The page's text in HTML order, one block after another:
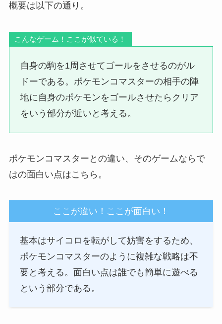
概要は以下の通り。
こんなゲーム！ここが似ている！
自身の駒を1周させてゴールをさせるのがル
ドーである。ポケモンコマスターの相手の陣
地に自身のポケモンをゴールさせたらクリア
をいう部分が近いと考える。
ポケモンコマスターとの違い、そのゲームならで
はの面白い点はこちら。
ここが違い！ここが面白い！
基本はサイコロを転がして妨害をするため、
ポケモンコマスターのように複雑な戦略は不
要と考える。面白い点は誰でも簡単に遊べる
という部分である。